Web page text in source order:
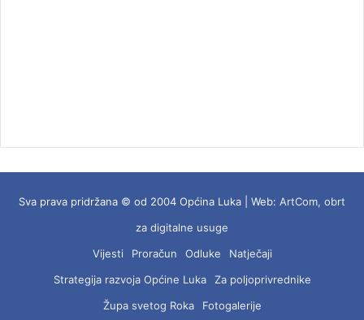
Sva prava pridržana © od 2004 Općina Luka | Web: ArtCom, obrt
za digitalne usuge
Vijesti
Proračun Odluke
Natječaji
Strategija razvoja Općine Luka
Za poljoprivrednike
Župa svetog Roka
Fotogalerije